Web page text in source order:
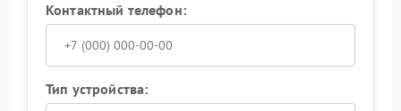
Контактный телефон:
Тип устройства: